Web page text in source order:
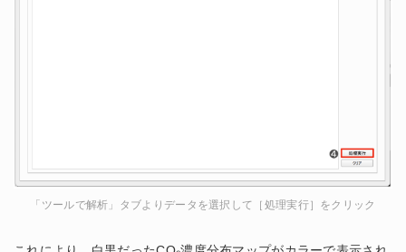
「ツールで解析」タブよりデータを選択して［処理実行］をクリック